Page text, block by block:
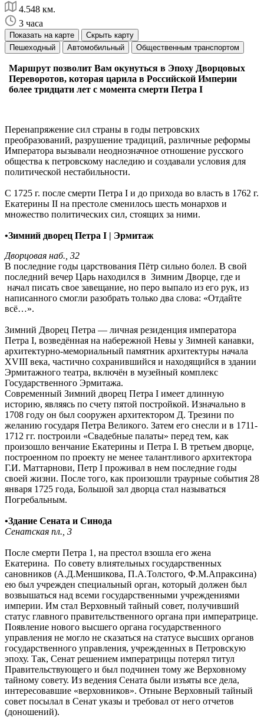
4.548 км.
3 часа
Показать на карте
Скрыть карту
Пешеходный
Автомобильный Общественным транспортом
Маршрут позволит Вам окунуться в Эпоху Дворцовых
Переворотов, которая царила в Российской Империи
более тридцати лет с момента смерти Петра I
Перенапряжение сил страны в годы петровских
преобразований, разрушение традиций, различные реформы
Императора вызывали неоднозначное отношение русского
общества к петровскому наследию и создавали условия для
политической нестабильности.
С 1725 г. после смерти Петра I и до прихода во власть в 1762 г.
Екатерины II на престоле сменилось шесть монархов и
множество политических сил, стоящих за ними.
•Зимний дворец Петра I | Эрмитаж
Дворцовая наб., 32
В последние годы царствования Пётр сильно болел. В свой
последний вечер Царь находился в Зимним Дворце, где и
начал писать свое завещание, но перо выпало из его рук, из
написанного смогли разобрать только два слова: «Отдайте
всё…».
Зимний Дворец Петра — личная резиденция императора
Петра I, возведённая на набережной Невы у Зимней канавки,
архитектурно-мемориальный памятник архитектуры начала
XVIII века, частично сохранившийся и находящийся в здании
Эрмитажного театра, включён в музейный комплекс
Государственного Эрмитажа.
Современный Зимний дворец Петра I имеет длинную
историю, являясь по счету пятой постройкой. Изначально в
1708 году он был сооружен архитектором Д. Трезини по
желанию государя Петра Великого. Затем его снесли и в 1711-
1712 гг. построили «Свадебные палаты» перед тем, как
произошло венчание Екатерины и Петра I. В третьем дворце,
построенном по проекту не менее талантливого архитектора
Г.И. Маттарнови, Петр I проживал в нем последние годы
своей жизни. После того, как произошли траурные события 28
января 1725 года, Большой зал дворца стал называться
Погребальным.
•Здание Сената и Синода
Сенатская пл., 3
После смерти Петра 1, на престол взошла его жена
Екатерина. По совету влиятельных государственных
сановников (А.Д.Меншикова, П.А.Толстого, Ф.М.Апраксина)
ею был учрежден специальный орган, который должен был
возвышаться над всеми государственными учреждениями
империи. Им стал Верховный тайный совет, получивший
статус главного правительственного органа при императрице.
Появление нового высшего органа государственного
управления не могло не сказаться на статусе высших органов
государственного управления, учрежденных в Петровскую
эпоху. Так, Сенат решением императрицы потерял титул
Правительствующего и был подчинен тому же Верховному
тайному совету. Из ведения Сената были изъяты все дела,
интересовавшие «верховников». Отныне Верховный тайный
совет посылал в Сенат указы и требовал от него отчетов
(доношений).